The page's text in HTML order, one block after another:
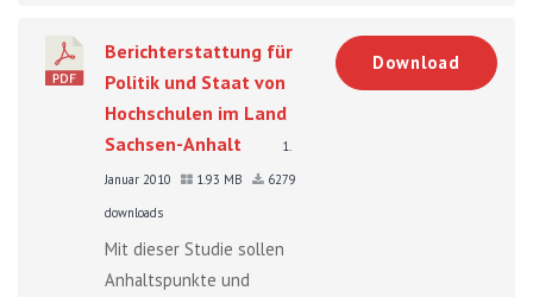
Berichterstattung für
Politik und Staat von
Hochschulen im Land
Sachsen-Anhalt
1.
Januar 2010
1.93 MB
6279
downloads
Mit dieser Studie sollen
Anhaltspunkte und
Download